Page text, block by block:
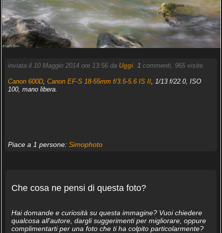
inviata il 10 Maggio 2014 ore 13:56 da Uggi. 1commenti, 965 visite.
Canon 600D, Canon EF-S 18-55mm f/3.5-5.6 IS II, 1/13 f/22.0, ISO
100, mano libera.
Piace a 1 persone: Simophoto
Che cosa ne pensi di questa foto?
Hai domande e curiosità su questa immagine? Vuoi chiedere
qualcosa all'autore, dargli suggerimenti per migliorare, oppure
complimentarti per una foto che ti ha colpito particolarmente?